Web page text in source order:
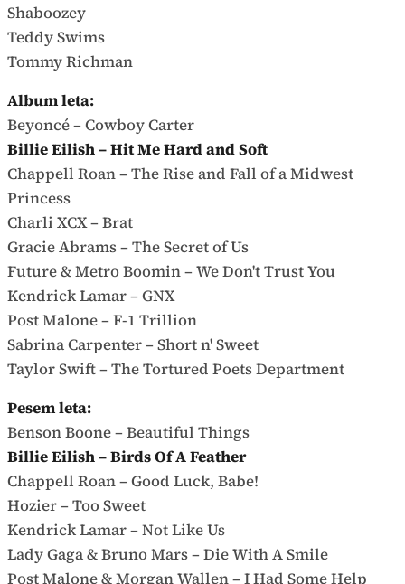
Shaboozey
Teddy Swims
Tommy Richman
Album leta:
Beyoncé – Cowboy Carter
Billie Eilish – Hit Me Hard and Soft
Chappell Roan – The Rise and Fall of a Midwest
Princess
Charli XCX – Brat
Gracie Abrams – The Secret of Us
Future & Metro Boomin – We Don't Trust You
Kendrick Lamar – GNX
Post Malone – F-1 Trillion
Sabrina Carpenter – Short n' Sweet
Taylor Swift – The Tortured Poets Department
Pesem leta:
Benson Boone – Beautiful Things
Billie Eilish – Birds Of A Feather
Chappell Roan – Good Luck, Babe!
Hozier – Too Sweet
Kendrick Lamar – Not Like Us
Lady Gaga & Bruno Mars – Die With A Smile
Post Malone & Morgan Wallen – I Had Some Help